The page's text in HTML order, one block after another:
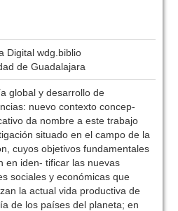
Digital wdg.biblio
de Guadalajara
global y desarrollo de
nuevo contexto concep-
da nombre a este trabajo
situado en el campo de la
cuyos objetivos fundamentales
en iden- tificar las nuevas
sociales y económicas que
la actual vida productiva de
de los países del planeta; en